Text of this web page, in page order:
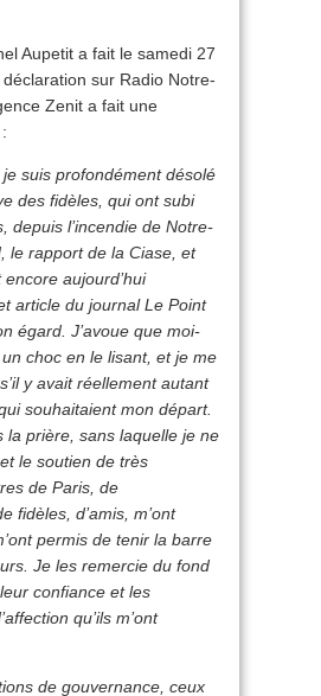
Aupetit a fait le samedi 27
sur Radio Notre-
Zenit a fait une
je suis profondément désolé
des fidèles, qui ont subi
depuis l’incendie de Notre-
le rapport de la Ciase, et
aujourd’hui
article du journal Le Point
égard. J’avoue que moi-
un choc en le lisant, et je me
y avait réellement autant
souhaitaient mon départ.
la prière, sans laquelle je ne
le soutien de très
de Paris, de
fidèles, d’amis, m’ont
permis de tenir la barre
Je les remercie du fond
confiance et les
qu’ils m’ont
de gouvernance, ceux